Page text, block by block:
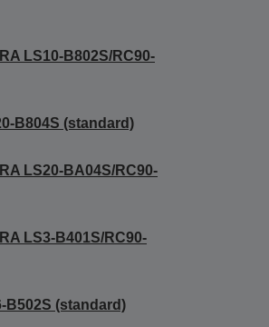
LS10-B802S/RC90-
B804S (standard)
LS20-BA04S/RC90-
LS3-B401S/RC90-
B502S (standard)